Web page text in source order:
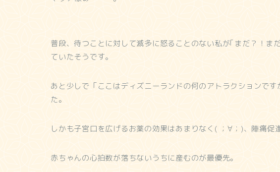
普段、待つことに対して滅多に怒ることのない私が｢まだ？！ま
ていたそうです。
あと少しで「ここはディズニーランドの何のアトラクションで
た。
しかも子宮口を広げるお薬の効果はあまりなく( ；∀；)、陣痛促
赤ちゃんの心拍数が落ちないうちに産むのが最優先。